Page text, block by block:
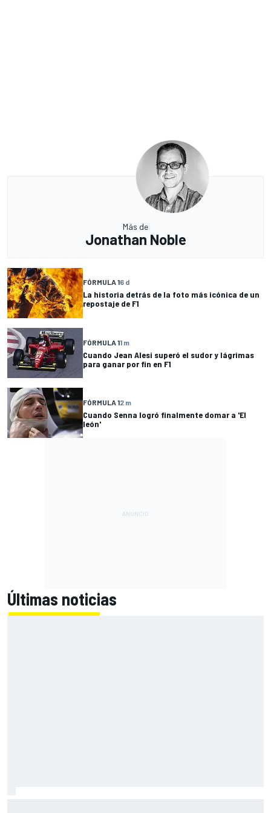
Más de
Jonathan Noble
FÓRMULA 16 d
La historia detrás de la foto más icónica de un
repostaje de F1
FÓRMULA 11 m
Cuando Jean Alesi superó el sudor y lágrimas
para ganar por fin en F1
FÓRMULA 12 m
Cuando Senna logró finalmente domar a 'El
león'
Últimas noticias